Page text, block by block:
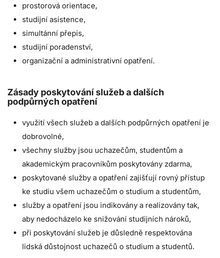
prostorová orientace,
studijní asistence,
simultánní přepis,
studijní poradenství,
organizační a administrativní opatření.
Zásady poskytování služeb a dalších
podpůrných opatření
využití všech služeb a dalších podpůrných opatření je
dobrovolné,
všechny služby jsou uchazečům, studentům a
akademickým pracovníkům poskytovány zdarma,
poskytované služby a opatření zajišťují rovný přístup
ke studiu všem uchazečům o studium a studentům,
služby a opatření jsou indikovány a realizovány tak,
aby nedocházelo ke snižování studijních nároků,
při poskytování služeb je důsledně respektována
lidská důstojnost uchazečů o studium a studentů.